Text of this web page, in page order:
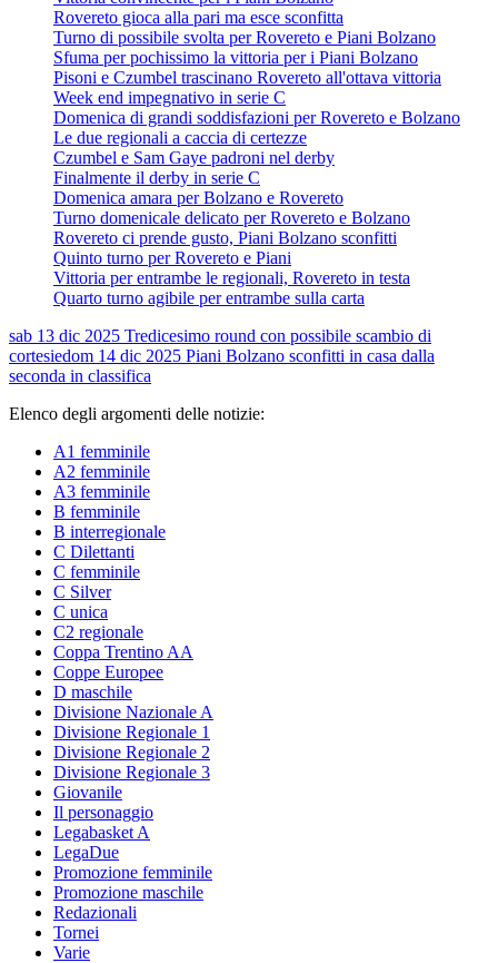
Rovereto gioca alla pari ma esce sconfitta
Turno di possibile svolta per Rovereto e Piani Bolzano
Sfuma per pochissimo la vittoria per i Piani Bolzano
Pisoni e Czumbel trascinano Rovereto all'ottava vittoria
Week end impegnativo in serie C
Domenica di grandi soddisfazioni per Rovereto e Bolzano
Le due regionali a caccia di certezze
Czumbel e Sam Gaye padroni nel derby
Finalmente il derby in serie C
Domenica amara per Bolzano e Rovereto
Turno domenicale delicato per Rovereto e Bolzano
Rovereto ci prende gusto, Piani Bolzano sconfitti
Quinto turno per Rovereto e Piani
Vittoria per entrambe le regionali, Rovereto in testa
Quarto turno agibile per entrambe sulla carta
sab 13 dic 2025 Tredicesimo round con possibile scambio di
cortesiedom 14 dic 2025 Piani Bolzano sconfitti in casa dalla
seconda in classifica
Elenco degli argomenti delle notizie:
A1 femminile
A2 femminile
A3 femminile
B femminile
B interregionale
C Dilettanti
C femminile
C Silver
C unica
C2 regionale
Coppa Trentino AA
Coppe Europee
D maschile
Divisione Nazionale A
Divisione Regionale 1
Divisione Regionale 2
Divisione Regionale 3
Giovanile
Il personaggio
Legabasket A
LegaDue
Promozione femminile
Promozione maschile
Redazionali
Tornei
Varie